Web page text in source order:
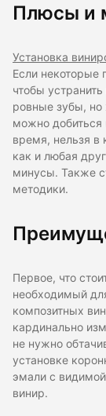
Плюсы и
Установка
Если некоторые
чтобы
ровные зубы, но
можно
время, нельзя в
как и любая
минусы. Также
методики.
Первое, что
необходимый
композитных
кардинально
не нужно
установке
эмали с видимой
винир.